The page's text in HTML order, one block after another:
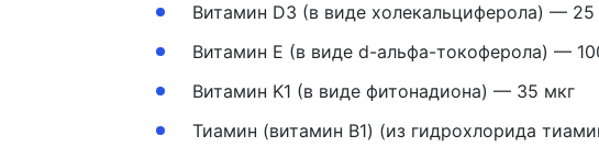
Витамин D3 (в виде холекальциферола) —
Витамин E (в виде d-альфа-токоферола) —
Витамин K1 (в виде фитонадиона) — 35 мкг
Тиамин (витамин B1) (из гидрохлорида